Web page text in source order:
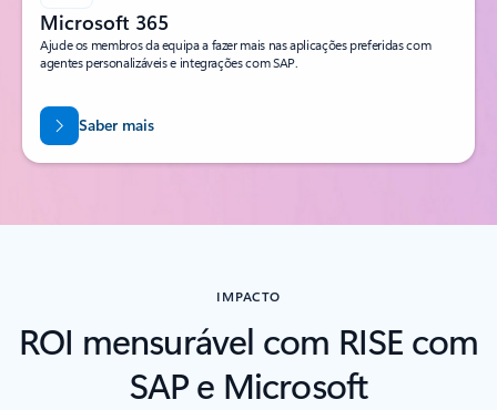
Microsoft 365
Ajude os membros da equipa a fazer mais nas aplicações preferidas com
agentes personalizáveis e integrações com SAP.
Saber mais
IMPACTO
ROI mensurável com RISE com
SAP e Microsoft